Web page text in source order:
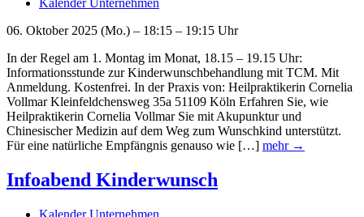
Kalender Unternehmen
06. Oktober 2025 (Mo.) – 18:15 – 19:15 Uhr
In der Regel am 1. Montag im Monat, 18.15 – 19.15 Uhr:
Informationsstunde zur Kinderwunschbehandlung mit TCM. Mit
Anmeldung. Kostenfrei. In der Praxis von: Heilpraktikerin Cornelia
Vollmar Kleinfeldchensweg 35a 51109 Köln Erfahren Sie, wie
Heilpraktikerin Cornelia Vollmar Sie mit Akupunktur und
Chinesischer Medizin auf dem Weg zum Wunschkind unterstützt.
Für eine natürliche Empfängnis genauso wie […] mehr →
Infoabend Kinderwunsch
Kalender Unternehmen